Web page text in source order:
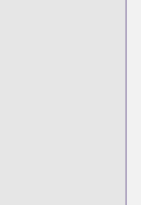
yawaraka
list